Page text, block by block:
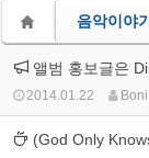
음악이야기
앨범 홍보글은
2014.01.22
(God Only